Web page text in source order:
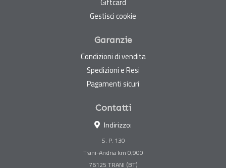
Giftcard
Gestisci cookie
Garanzie
Condizioni di vendita
Spedizioni e Resi
Pagamenti sicuri
Contatti
Indirizzo:
S. P. 130
Trani-Andria km 0,900